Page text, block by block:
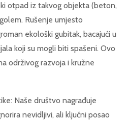
otpad iz takvog objekta (beton,
Rušenje umjesto
ekološki gubitak, bacajući u
koji su mogli biti spašeni. Ovo
održivog razvoja i kružne
Naše društvo nagrađuje
nevidljivi, ali ključni posao